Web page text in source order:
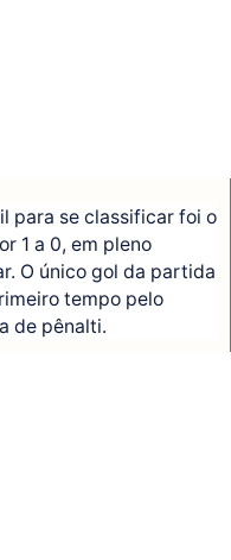
para se classificar foi o
1 a 0, em pleno
O único gol da partida
tempo pelo
de pênalti.